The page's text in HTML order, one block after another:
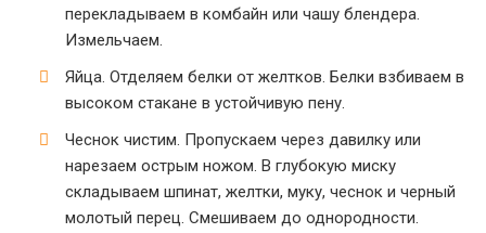
перекладываем в комбайн или чашу блендера.
Измельчаем.
Яйца. Отделяем белки от желтков. Белки взбиваем в
высоком стакане в устойчивую пену.
Чеснок чистим. Пропускаем через давилку или
нарезаем острым ножом. В глубокую миску
складываем шпинат, желтки, муку, чеснок и черный
молотый перец. Смешиваем до однородности.